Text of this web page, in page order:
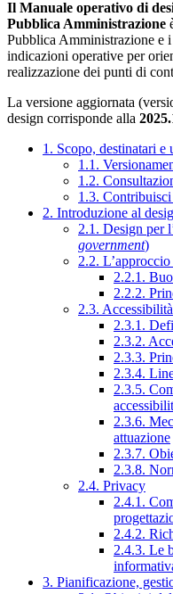
Il Manuale operativo di
Pubblica Amministrazione
Pubblica Amministrazione e
indicazioni operative per
realizzazione dei punti di
La versione aggiornata
design corrisponde alla
1. Scopo, destinatari e
1.1.
1.2.
1.3.
2. Introduzione al
2.1. Design per
government)
2.2.
2.2.1.
2.2.2.
2.3. Accessibilità
2.3.1.
2.3.2.
2.3.3.
2.3.4.
2.3.5.
2.3.6.
attuazione
2.3.7.
2.3.8.
2.4. Privacy
2.4.1.
2.4.2.
2.4.3. Le
3. Pianificazione,